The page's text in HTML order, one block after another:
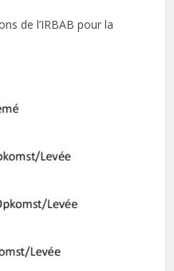
de l’IRBAB pour la